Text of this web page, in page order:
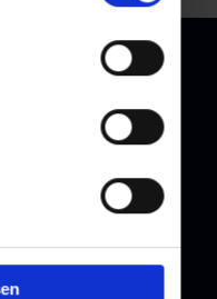
stay up to date!